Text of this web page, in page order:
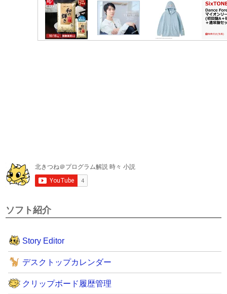
ソフト紹介
Story Editor
デスクトップカレンダー
クリップボード履歴管理